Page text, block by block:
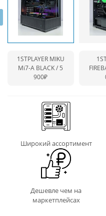
1STPLAYER MIKU
Mi7-A BLACK / 5
900₽
Широкий ассортимент
Дешевле чем на
маркетплейсах